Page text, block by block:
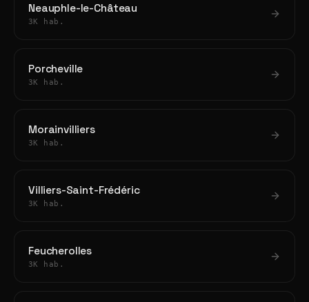
Neauphle-le-Château
3K hab.
Porcheville
3K hab.
Morainvilliers
3K hab.
Villiers-Saint-Frédéric
3K hab.
Feucherolles
3K hab.